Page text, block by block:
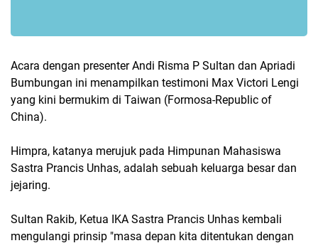
Acara dengan presenter Andi Risma P Sultan dan Apriadi
Bumbungan ini menampilkan testimoni Max Victori Lengi
yang kini bermukim di Taiwan (Formosa-Republic of
China).
Himpra, katanya merujuk pada Himpunan Mahasiswa
Sastra Prancis Unhas, adalah sebuah keluarga besar dan
jejaring.
Sultan Rakib, Ketua IKA Sastra Prancis Unhas kembali
mengulangi prinsip "masa depan kita ditentukan dengan